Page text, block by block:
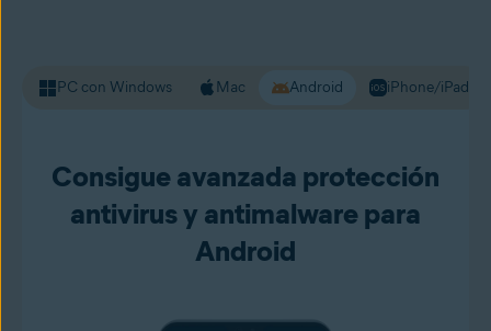
PC con Windows Mac Android iPhone/iPad
Consigue avanzada protección
antivirus y antimalware para
Android